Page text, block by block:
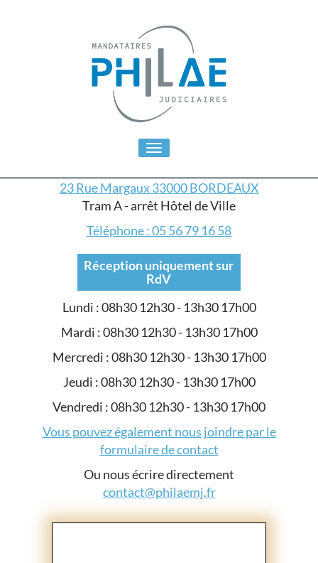
Toggle
23 Rue Margaux 33000 BORDEAUX
Tram A - arrêt Hôtel de Ville
Téléphone : 05 56 79 16 58
Réception uniquement sur
RdV
Lundi : 08h30 12h30 - 13h30 17h00
Mardi : 08h30 12h30 - 13h30 17h00
Mercredi : 08h30 12h30 - 13h30 17h00
Jeudi : 08h30 12h30 - 13h30 17h00
Vendredi : 08h30 12h30 - 13h30 17h00
Vous pouvez également nous joindre par le
formulaire de contact
Ou nous écrire directement
contact@philaemj.fr